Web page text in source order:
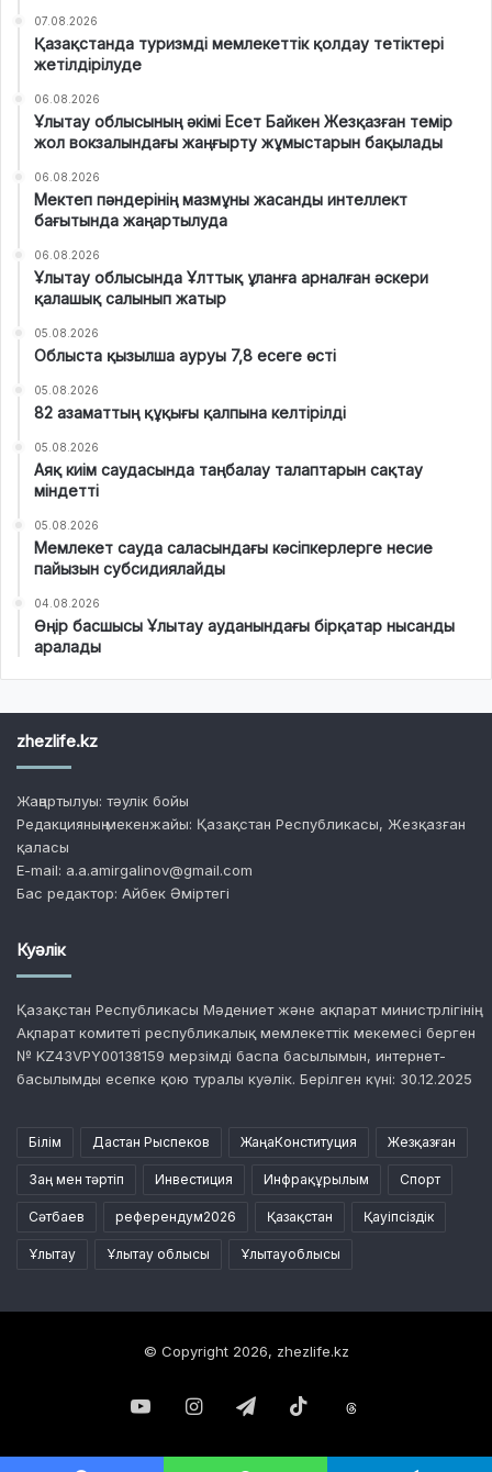
07.08.2026
Қазақстанда туризмді мемлекеттік қолдау тетіктері
жетілдірілуде
06.08.2026
Ұлытау облысының әкімі Есет Байкен Жезқазған темір
жол вокзалындағы жаңғырту жұмыстарын бақылады
06.08.2026
Мектеп пәндерінің мазмұны жасанды интеллект
бағытында жаңартылуда
06.08.2026
Ұлытау облысында Ұлттық ұланға арналған әскери
қалашық салынып жатыр
05.08.2026
Облыста қызылша ауруы 7,8 есеге өсті
05.08.2026
82 азаматтың құқығы қалпына келтірілді
05.08.2026
Аяқ киім саудасында таңбалау талаптарын сақтау
міндетті
05.08.2026
Мемлекет сауда саласындағы кәсіпкерлерге несие
пайызын субсидиялайды
04.08.2026
Өңір басшысы Ұлытау ауданындағы бірқатар нысанды
аралады
zhezlife.kz
Жаңартылуы: тәулік бойы
Редакцияның мекенжайы: Қазақстан Республикасы, Жезқазған
қаласы
E-mail: a.a.amirgalinov@gmail.com
Бас редактор: Айбек Әміртегі
Куәлік
Қазақстан Республикасы Мәдениет және ақпарат министрлігінің
Ақпарат комитеті республикалық мемлекеттік мекемесі берген
№ KZ43VPY00138159 мерзімді баспа басылымын, интернет-
басылымды есепке қою туралы куәлік. Берілген күні: 30.12.2025
Білім Дастан Рыспеков ЖаңаКонституция Жезқазған
Заң мен тәртіп Инвестиция Инфрақұрылым Спорт
Сәтбаев референдум2026 Қазақстан Қауіпсіздік
Ұлытау Ұлытау облысы Ұлытауоблысы
© Copyright 2026, zhezlife.kz
YouTubeInstagramTelegramTikTok